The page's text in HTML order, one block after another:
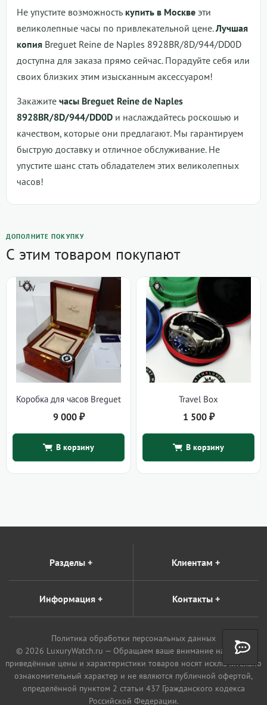
Не упустите возможность купить в Москве эти
великолепные часы по привлекательной цене.Лучшая
копия Breguet Reine de Naples 8928BR/8D/944/DD0D
доступна для заказа прямо сейчас. Порадуйте себя или
своих близких этим изысканным аксессуаром!
Закажите часы Breguet Reine de Naples
8928BR/8D/944/DD0D и наслаждайтесь роскошью и
качеством, которые они предлагают. Мы гарантируем
быструю доставку и отличное обслуживание. Не
упустите шанс стать обладателем этих великолепных
часов!
ДОПОЛНИТЕ ПОКУПКУ
С этим товаром покупают
Коробка для часов Breguet
9 000 ₽
В корзину
Travel Box
1 500 ₽
В корзину
Разделы + Клиентам +
Информация + Контакты+
Политика обработки персональных данных
© 2026 LuxuryWatch.ru — Обращаем ваше внимание на то, что
приведённые цены и характеристики товаров носят исключительно
ознакомительный характер и не являются публичной офертой,
определённой пунктом 2 статьи 437 Гражданского кодекса
Российской Федерации.